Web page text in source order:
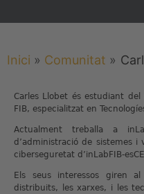
Inici » Comunitat »
Carles Llobet és estudiant
FIB, especialitzat en
Actualment treballa a
d’administració de sistemes i
ciberseguretat d’inLabFIB-
Els seus interessos giren
distribuits, les xarxes, i les